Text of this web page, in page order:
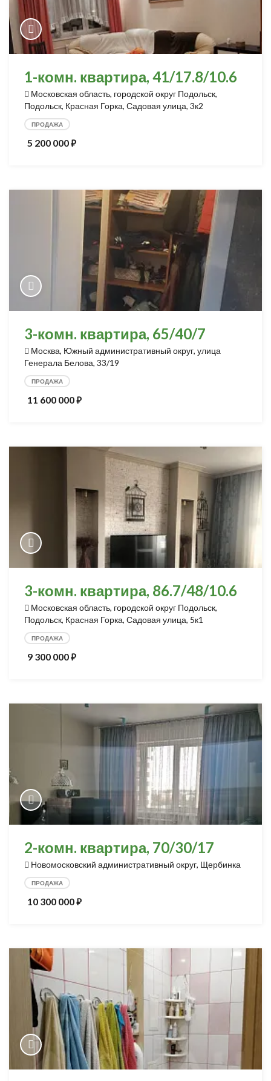
1-комн. квартира, 41/17.8/10.6
Московская область, городской округ Подольск,
Подольск, Красная Горка, Садовая улица, 3к2
ПРОДАЖА
5 200 000⃏
3-комн. квартира, 65/40/7
Москва, Южный административный округ, улица
Генерала Белова, 33/19
ПРОДАЖА
11 600 000⃏
3-комн. квартира, 86.7/48/10.6
Московская область, городской округ Подольск,
Подольск, Красная Горка, Садовая улица, 5к1
ПРОДАЖА
9 300 000⃏
2-комн. квартира, 70/30/17
Новомосковский административный округ, Щербинка
ПРОДАЖА
10 300 000⃏